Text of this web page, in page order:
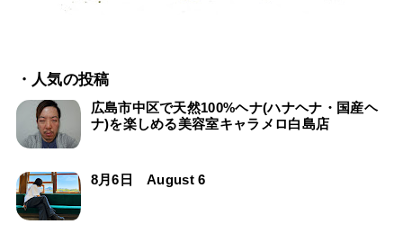
・人気の投稿
広島市中区で天然100%ヘナ(ハナヘナ・国産ヘ
ナ)を楽しめる美容室キャラメロ白島店
8月6日 August 6